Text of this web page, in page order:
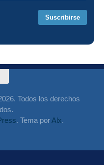
Todos los derechos
. Tema porAlx.